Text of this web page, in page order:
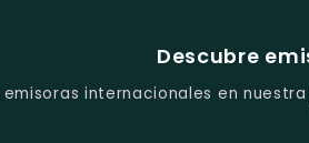
Descubre
internacionales en